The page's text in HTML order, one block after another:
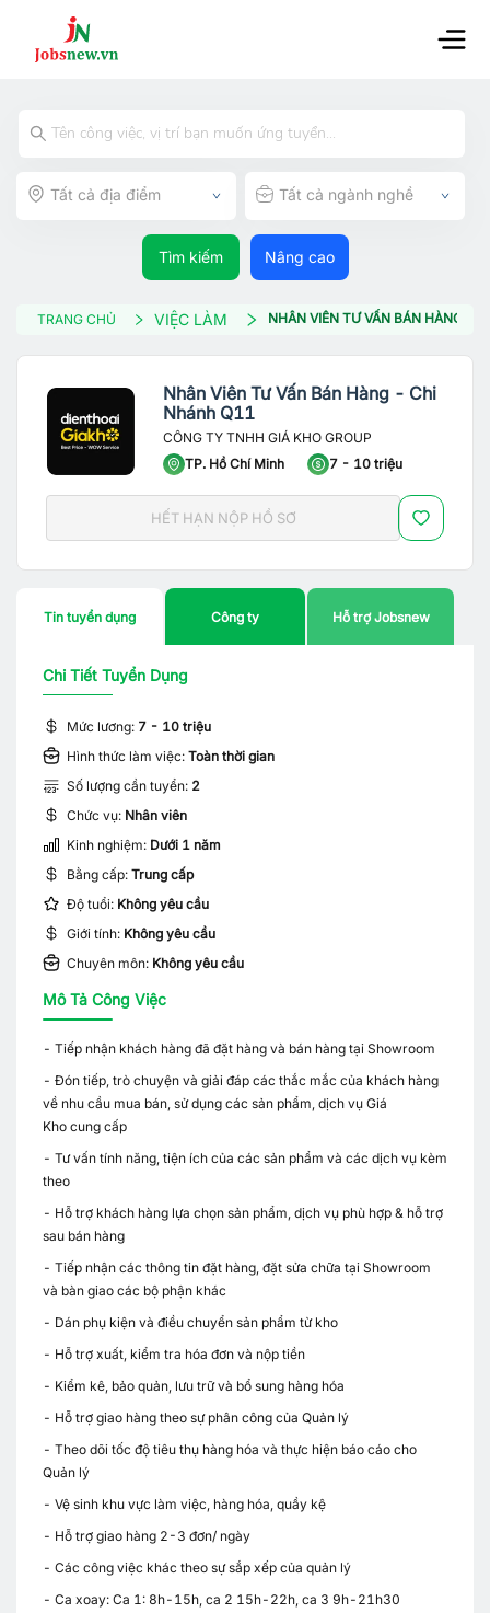
Tất cả địa điểm Tất cả ngành nghề
Tìm kiếm Nâng cao
TRANG CHỦ VIỆC LÀM NHÂN VIÊN TƯ VẤN BÁN HÀNG -
Nhân Viên Tư Vấn Bán Hàng - Chi
Nhánh Q11
CÔNG TY TNHH GIÁ KHO GROUP
TP. Hồ Chí Minh
7 - 10 triệu
HẾT HẠN NỘP HỒ SƠ
Tin tuyển dụng Công ty Hỗ trợ Jobsnew
Chi Tiết Tuyển Dụng
Mức lương: 7 - 10 triệu
Hình thức làm việc: Toàn thời gian
Số lượng cần tuyển: 2
Chức vụ: Nhân viên
Kinh nghiệm: Dưới 1 năm
Bằng cấp: Trung cấp
Độ tuổi: Không yêu cầu
Giới tính: Không yêu cầu
Chuyên môn: Không yêu cầu
Mô Tả Công Việc
- Tiếp nhận khách hàng đã đặt hàng và bán hàng tại Showroom
- Đón tiếp, trò chuyện và giải đáp các thắc mắc của khách hàng
về nhu cầu mua bán, sử dụng các sản phẩm, dịch vụ Giá
Kho cung cấp
- Tư vấn tính năng, tiện ích của các sản phẩm và các dịch vụ kèm
theo
- Hỗ trợ khách hàng lựa chọn sản phẩm, dịch vụ phù hợp & hỗ trợ
sau bán hàng
- Tiếp nhận các thông tin đặt hàng, đặt sửa chữa tại Showroom
và bàn giao các bộ phận khác
- Dán phụ kiện và điều chuyển sản phẩm từ kho
- Hỗ trợ xuất, kiểm tra hóa đơn và nộp tiền
- Kiểm kê, bảo quản, lưu trữ và bổ sung hàng hóa
- Hỗ trợ giao hàng theo sự phân công của Quản lý
- Theo dõi tốc độ tiêu thụ hàng hóa và thực hiện báo cáo cho
Quản lý
- Vệ sinh khu vực làm việc, hàng hóa, quầy kệ
- Hỗ trợ giao hàng 2-3 đơn/ ngày
- Các công việc khác theo sự sắp xếp của quản lý
- Ca xoay: Ca 1: 8h-15h, ca 2 15h-22h, ca 3 9h-21h30